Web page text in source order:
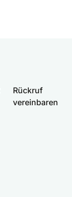
Rückruf
vereinbaren